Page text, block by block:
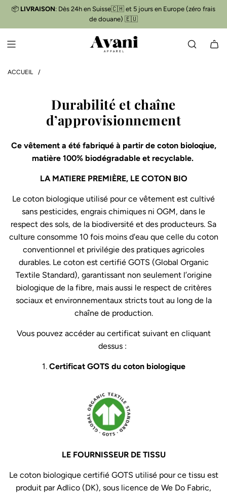
S
📦 LIVRAISON: Dès 24h en Suisse🇨🇭 et 5 jours en Europe (zéro frais
de douane) 🇪🇺
ACCUEIL /
Durabilité et chaîne
d’approvisionnement
Ce vêtement a été fabriqué à partir de coton bioloqiue,
matière 100% biodégradable et recyclable.
LA MATIERE PREMIÈRE, LE COTON BIO
Le coton biologique utilisé pour ce vêtement est cultivé
sans pesticides, engrais chimiques ni OGM, dans le
respect des sols, de la biodiversité et des producteurs. Sa
culture consomme 10 fois moins d'eau que celle du coton
conventionnel et privilégie des pratiques agricoles
durables. Le coton est certifié GOTS (Global Organic
Textile Standard), garantissant non seulement l’origine
biologique de la fibre, mais aussi le respect de critères
sociaux et environnementaux stricts tout au long de la
chaîne de production.
Vous pouvez accéder au certificat suivant en cliquant
dessus :
1. Certificat GOTS du coton biologique
LE FOURNISSEUR DE TISSU
Le coton biologique certifié GOTS utilisé pour ce tissu est
produit par Adlico (DK), sous licence de We Do Fabric,